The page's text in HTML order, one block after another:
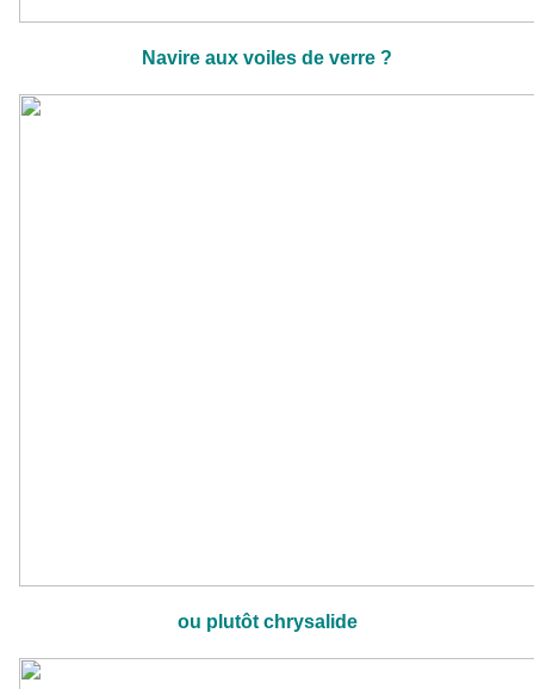
Navire aux voiles de verre ?
ou plutôt chrysalide